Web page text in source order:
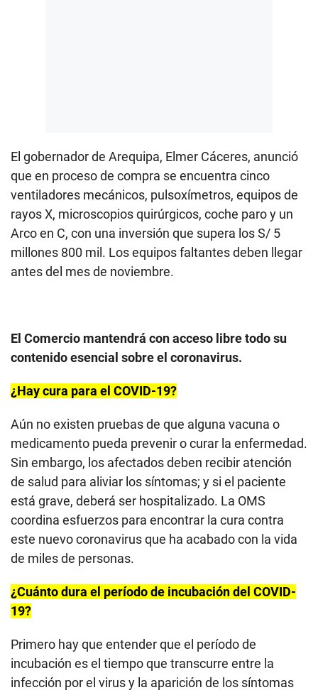
El gobernador de Arequipa, Elmer Cáceres, anunció
que en proceso de compra se encuentra cinco
ventiladores mecánicos, pulsoxímetros, equipos de
rayos X, microscopios quirúrgicos, coche paro y un
Arco en C, con una inversión que supera los S/ 5
millones 800 mil. Los equipos faltantes deben llegar
antes del mes de noviembre.
El Comercio mantendrá con acceso libre todo su
contenido esencial sobre el coronavirus.
¿Hay cura para el COVID-19?
Aún no existen pruebas de que alguna vacuna o
medicamento pueda prevenir o curar la enfermedad.
Sin embargo, los afectados deben recibir atención
de salud para aliviar los síntomas; y si el paciente
está grave, deberá ser hospitalizado. La OMS
coordina esfuerzos para encontrar la cura contra
este nuevo coronavirus que ha acabado con la vida
de miles de personas.
¿Cuánto dura el período de incubación del COVID-
19?
Primero hay que entender que el período de
incubación es el tiempo que transcurre entre la
infección por el virus y la aparición de los síntomas